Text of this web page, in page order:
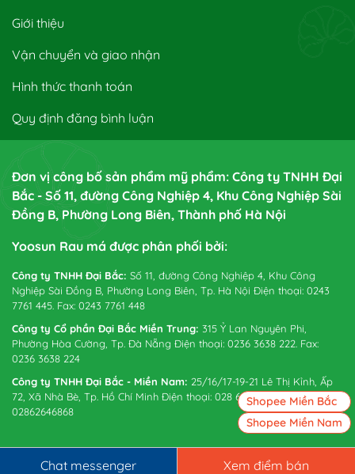
Giới thiệu
Vận chuyển và giao nhận
Hình thức thanh toán
Quy định đăng bình luận
Đơn vị công bố sản phẩm mỹ phẩm: Công ty TNHH Đại
Bắc - Số 11, đường Công Nghiệp 4, Khu Công Nghiệp Sài
Đồng B, Phường Long Biên, Thành phố Hà Nội
Yoosun Rau má được phân phối bởi:
Công ty TNHH Đại Bắc: Số 11, đường Công Nghiệp 4, Khu Công
Nghiệp Sài Đồng B, Phường Long Biên, Tp. Hà Nội Điện thoại: 0243
7761 445. Fax: 0243 7761 448
Công ty Cổ phần Đại Bắc Miền Trung: 315 Ỷ Lan Nguyên Phi,
Phường Hòa Cường, Tp. Đà Nẵng Điện thoại: 0236 3638 222. Fax:
0236 3638 224
Công ty TNHH Đại Bắc - Miền Nam: 25/16/17-19-21 Lê Thị Kỉnh, Ấp
72, Xã Nhà Bè, Tp. Hồ Chí Minh Điện thoại: 028 6265 0738. Fax:
02862646868
Chat messenger Xem điểm bán
Shopee Miền Bắc
Shopee Miền Nam